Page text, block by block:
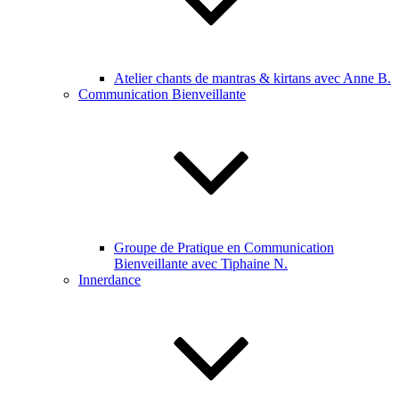
Atelier chants de mantras & kirtans avec Anne B.
Communication Bienveillante
Groupe de Pratique en Communication
Bienveillante avec Tiphaine N.
Innerdance